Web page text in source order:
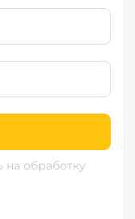
на обработку